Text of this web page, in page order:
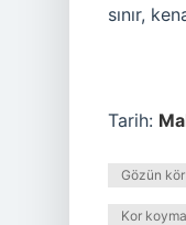
sınır,
Tarih:
Gözün kör
Kor